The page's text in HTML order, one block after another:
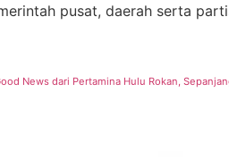
pusat, daerah serta
News dari Pertamina Hulu Rokan,